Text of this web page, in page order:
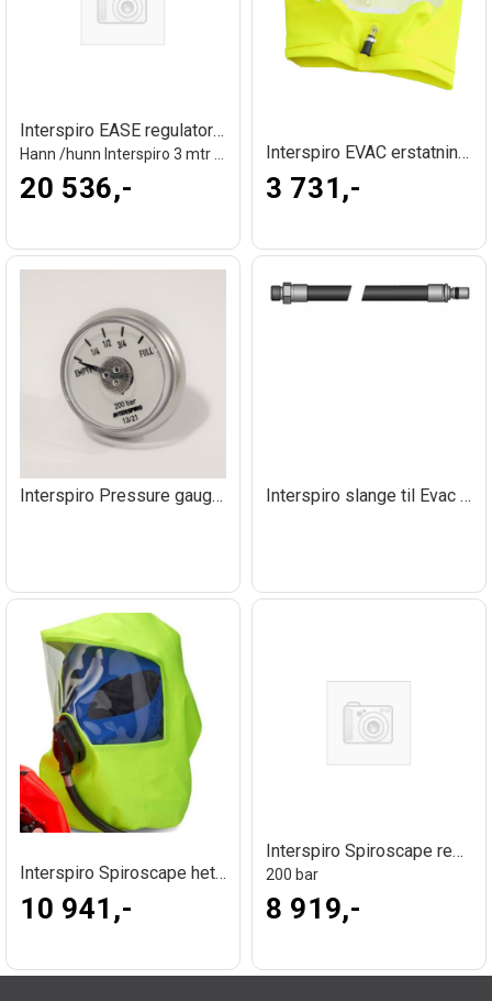
Interspiro EASE regulatorenhet med fløyt
20 536,-
Interspiro EVAC erstatningshette
3 731,-
Interspiro Pressure gauge, 200 Bar Interspiro slange til Evac hette 1,1 mtr
Interspiro Spiroscape hette uten slange
10 941,-
Interspiro Spiroscape regulator enhet
200 bar
8 919,-